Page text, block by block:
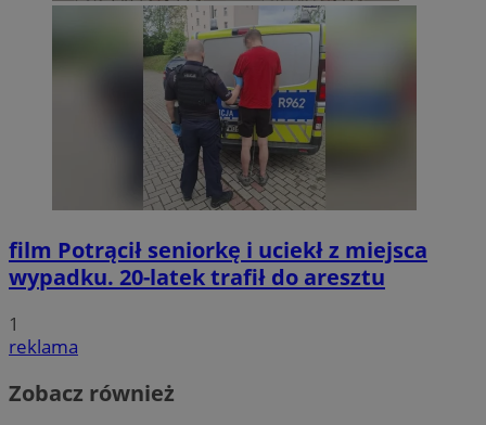
film Potrącił seniorkę i uciekł z miejsca
wypadku. 20-latek trafił do aresztu
1
reklama
Zobacz również